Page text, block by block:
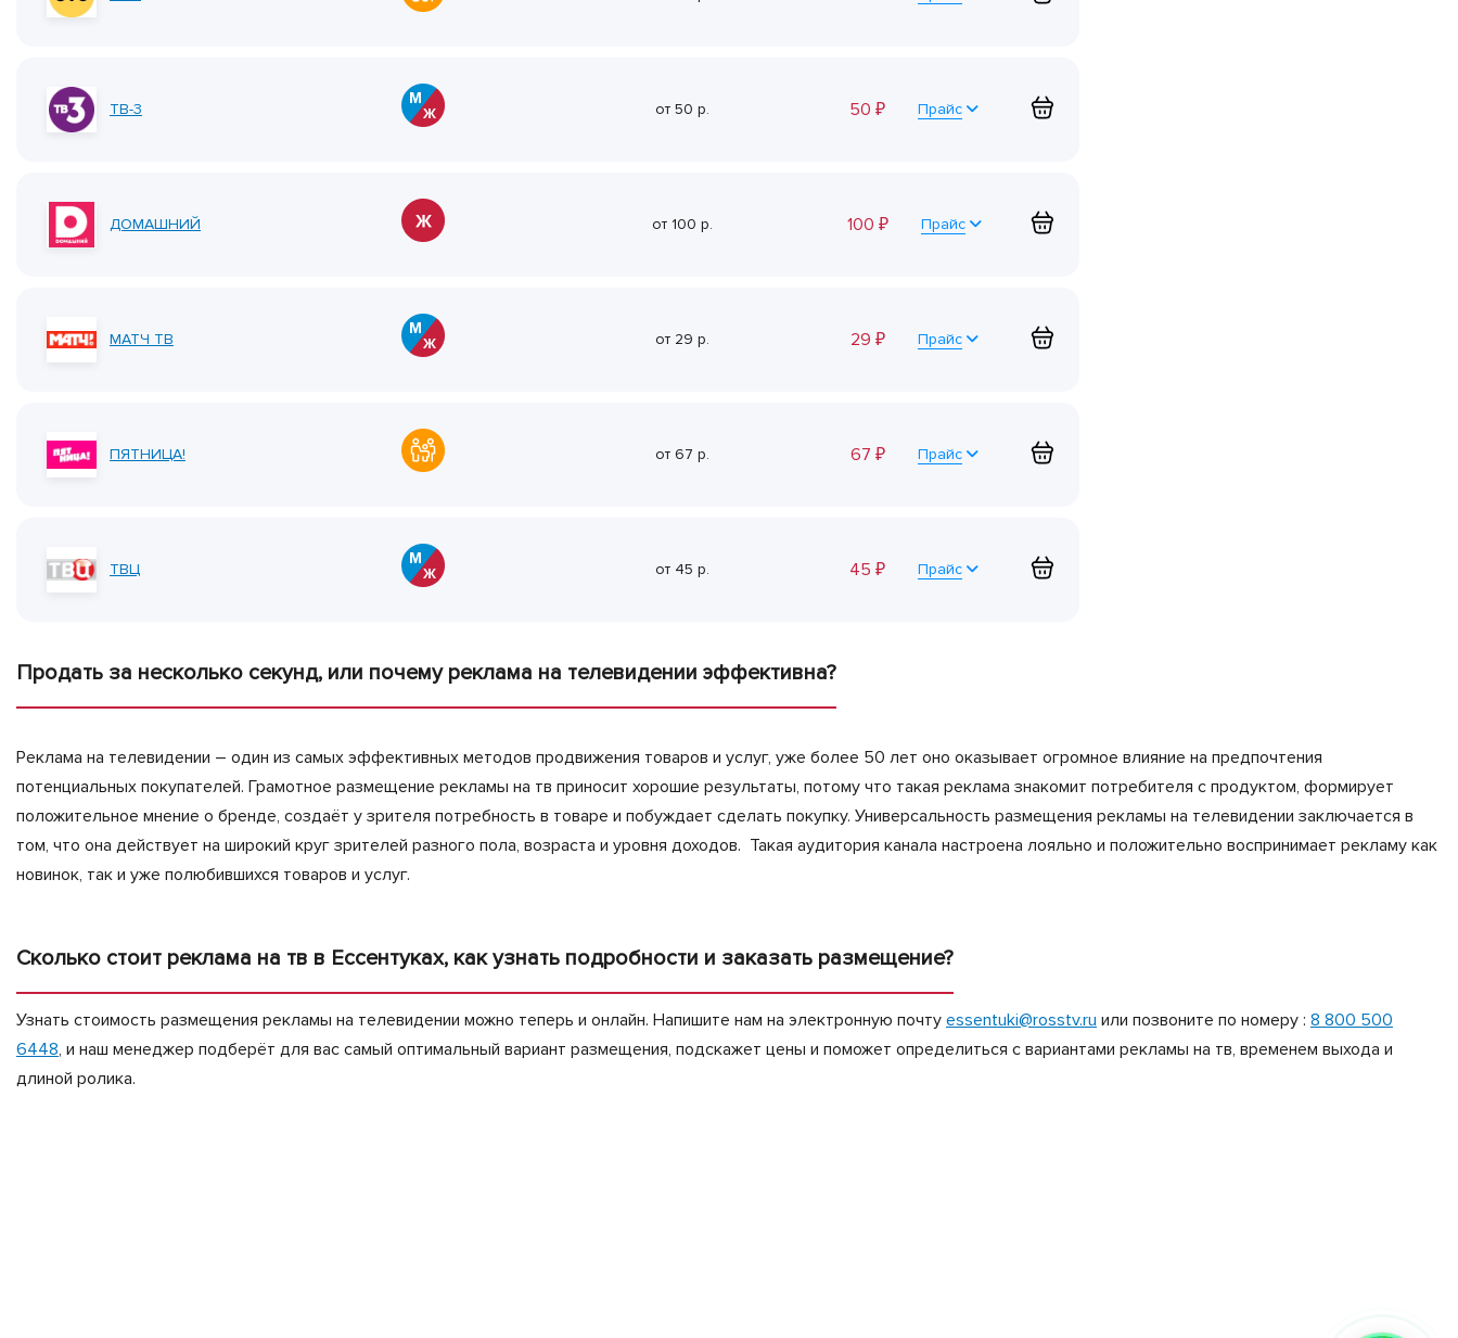
ТВ-3 от50 р. 50 ₽ Прайс
ДОМАШНИЙ от100 р. 100 ₽ Прайс
МАТЧ ТВ от 29 р. 29 ₽ Прайс
ПЯТНИЦА! от67 р. 67 ₽ Прайс
ТВЦ от 45 р. 45 ₽ Прайс
Продать за несколько секунд, или почему реклама на телевидении эффективна?
Реклама на телевидении – один из самых эффективных методов продвижения товаров и услуг, уже более 50 лет оно оказывает огромное влияние на предпочтения
потенциальных покупателей. Грамотное размещение рекламы на тв приносит хорошие результаты, потому что такая реклама знакомит потребителя с продуктом, формирует
положительное мнение о бренде, создаёт у зрителя потребность в товаре и побуждает сделать покупку. Универсальность размещения рекламы на телевидении заключается в
том, что она действует на широкий круг зрителей разного пола, возраста и уровня доходов. Такая аудитория канала настроена лояльно и положительно воспринимает рекламу как
новинок, так и уже полюбившихся товаров и услуг.
Сколько стоит реклама на тв в Ессентуках, как узнать подробности и заказать размещение?
Узнать стоимость размещения рекламы на телевидении можно теперь и онлайн. Напишите нам на электронную почту essentuki@rosstv.ru или позвоните по номеру : 8 800 500
6448, и наш менеджер подберёт для вас самый оптимальный вариант размещения, подскажет цены и поможет определиться с вариантами рекламы на тв, временем выхода и
длиной ролика.